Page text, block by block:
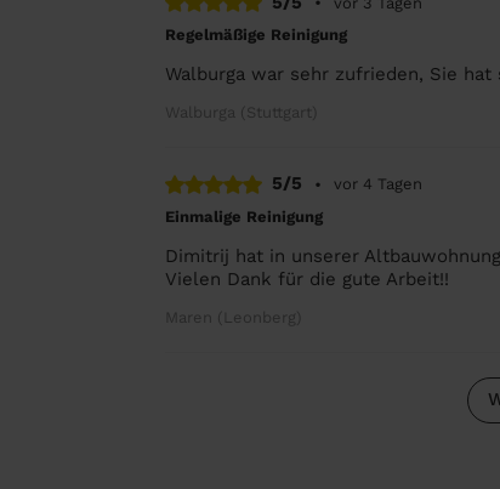
Regelmäßige Reinigung
Walburga war sehr zufrieden, Sie
Walburga (Stuttgart)
5/5 •
vor 4 Tagen
Einmalige Reinigung
Dimitrij hat in unserer
Vielen Dank für die gute Arbeit!!
Maren (Leonberg)